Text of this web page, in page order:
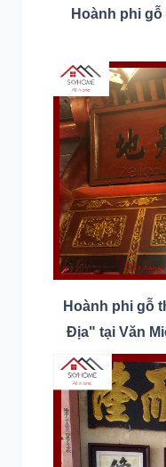
Hoành phi
Hoành phi gỗ
Địa" tại Văn